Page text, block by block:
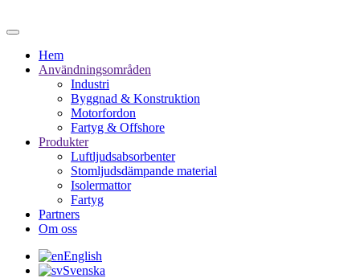
Hem
Användningsområden
Industri
Byggnad & Konstruktion
Motorfordon
Fartyg & Offshore
Produkter
Luftljudsabsorbenter
Stomljudsdämpande material
Isolermattor
Fartyg
Partners
Om oss
English
Svenska